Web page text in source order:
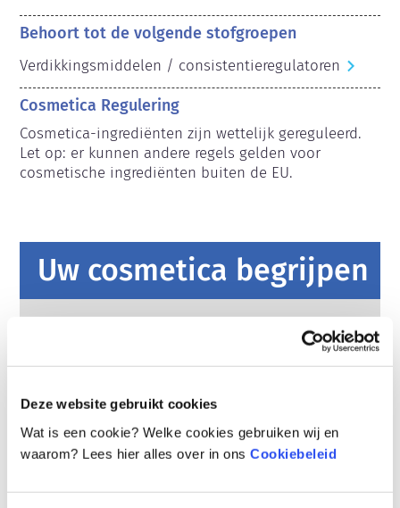
Deze website gebruikt cookies
Wat is een cookie? Welke cookies gebruiken wij en
waarom? Lees hier alles over in ons Cookiebeleid
Behoort tot de volgende stofgroepen
Verdikkingsmiddelen / consistentieregulatoren
Cosmetica Regulering
Cosmetica-ingrediënten zijn wettelijk gereguleerd.
Let op: er kunnen andere regels gelden voor
cosmetische ingrediënten buiten de EU.
Uw cosmetica begrijpen
Hoe worden cosmetica in Europa veilig
Strenge wetten zorgen ervoor dat cosmetica
de Europese Unie worden verkocht veilig zijn
voor gebruik. Bedrijven, nationale en
Europese regelgevende instanties delen de
verantwoordelijkheid om cosmetische
lees meer
Wat moet ik weten over
Van sommige ingrediënten in cosmetische